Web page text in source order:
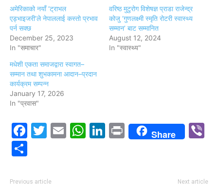
अमेरिकाको नयाँ ‘ट्राभल
एड्भाइजरी’ले नेपाललाई कस्तो प्रभाव
पर्न सक्छ
December 25, 2023
In "समाचार"
वरिष्ठ मुटुरोग विशेषज्ञ प्राडा राजेन्द्र
कोजु ‘गुणलक्ष्मी स्मृति रोटरी स्वास्थ्य
सम्मान’ बाट सम्मानित
August 12, 2024
In "स्वास्थ्य"
मधेशी एकता समाजद्वारा स्वागत–
सम्मान तथा शुभकामना आदान–प्रदान
कार्यक्रम सम्पन्न
January 17, 2026
In "प्रवास"
Facebook
Twitter
EmailWhatsApp
LinkedIn
PrintShare
Previous article Next article